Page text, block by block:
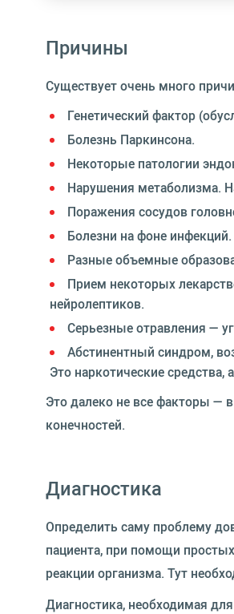
Причины
Существует очень много
Генетический фактор
Болезнь Паркинсона.
Некоторые патологии
Нарушения метаболизма.
Поражения сосудов
Болезни на фоне
Разные объемные
Прием некоторых
нейролептиков.
Серьезные отравления —
Абстинентный синдром,
Это наркотические
Это далеко не все факторы —
конечностей.
Диагностика
Определить саму проблему
пациента, при помощи
реакции организма. Тут
Диагностика, необходимая